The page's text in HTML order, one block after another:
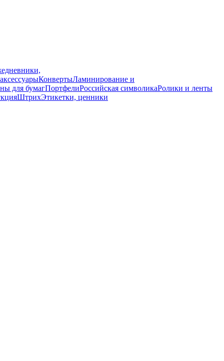
КонвертыЛаминирование и
для бумагПортфелиРоссийская символикаРолики и ленты
ШтрихЭтикетки, ценники